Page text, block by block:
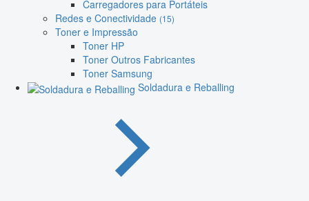
Carregadores para Portáteis
Redes e Conectividade (15)
Toner e Impressão
Toner HP
Toner Outros Fabricantes
Toner Samsung
Soldadura e Reballing